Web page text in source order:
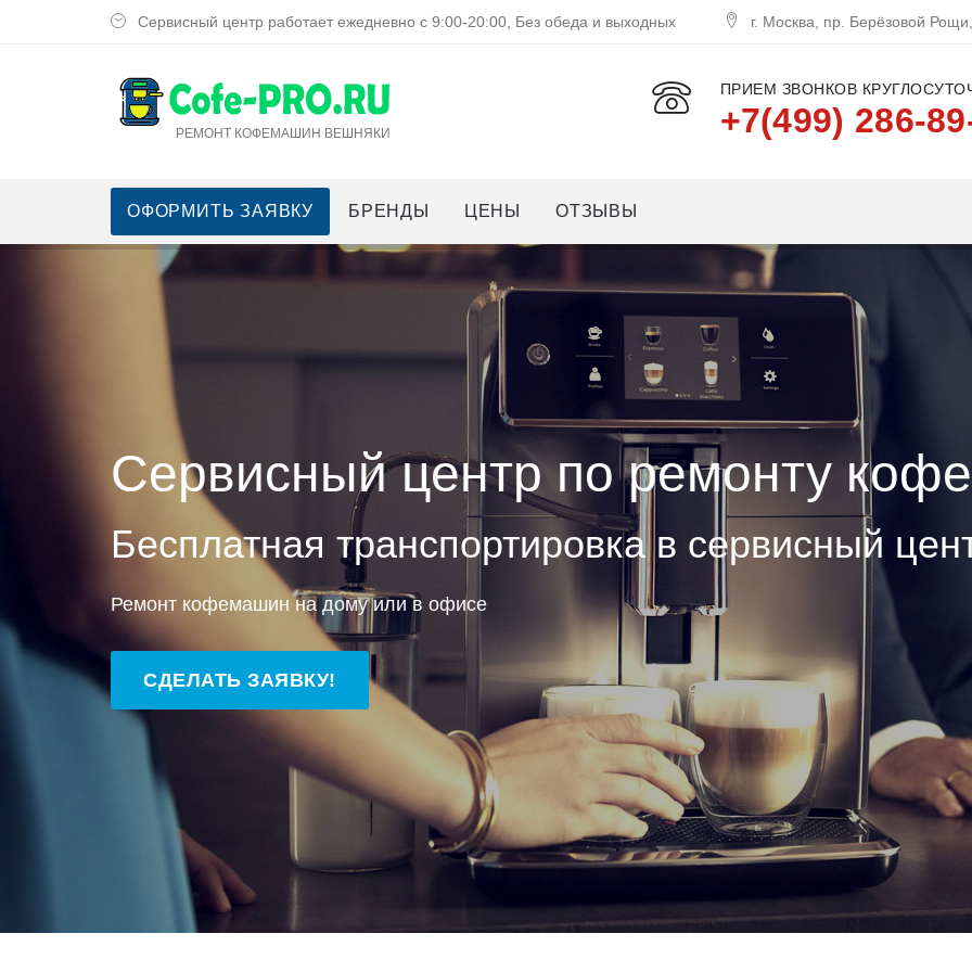
Сервисный центр работает ежедневно с 9:00-20:00, Без обеда и выходных г. Москва, пр. Берёзовой
РЕМОНТ КОФЕМАШИН ВЕШНЯКИ
ПРИЕМ ЗВОНКОВ
+7(499) 286-
ОФОРМИТЬ ЗАЯВКУ БРЕНДЫ ЦЕНЫ ОТЗЫВЫ
Сервисный центр по ремонту
Бесплатная транспортировка в сервисный
Ремонт кофемашин на дому или в офисе
СДЕЛАТЬ ЗАЯВКУ!